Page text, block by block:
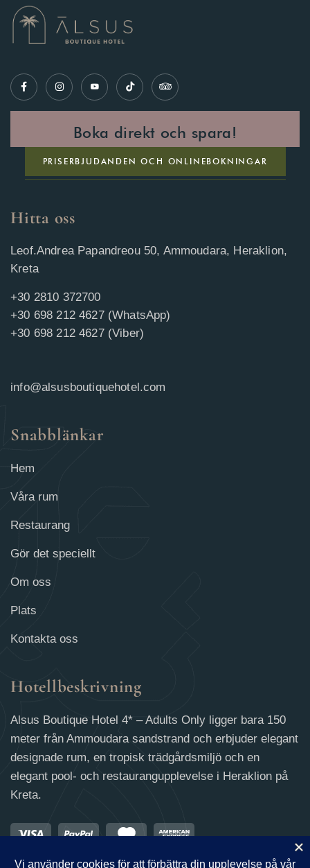
Boka direkt och spara!
PRISERBJUDANDEN OCH ONLINEBOKNINGAR
Hitta oss
Leof.Andrea Papandreou 50, Ammoudara, Heraklion,
Kreta
+30 2810 372700
+30 698 212 4627 (WhatsApp)
+30 698 212 4627 (Viber)
info@alsusboutiquehotel.com
Snabblänkar
Hem
Våra rum
Restaurang
Gör det speciellt
Om oss
Plats
Kontakta oss
Hotellbeskrivning
Alsus Boutique Hotel 4* – Adults Only ligger bara 150
meter från Ammoudara sandstrand och erbjuder elegant
designade rum, en tropisk trädgårdsmiljö och en
elegant pool- och restaurangupplevelse i Heraklion på
Kreta.